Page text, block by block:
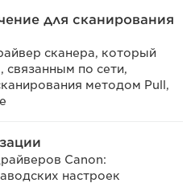
для сканирования
сканера, который
связанным по сети,
методом Pull,
Canon:
настроек